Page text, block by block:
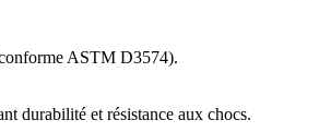
ASTM D3574).
durabilité et résistance aux chocs.